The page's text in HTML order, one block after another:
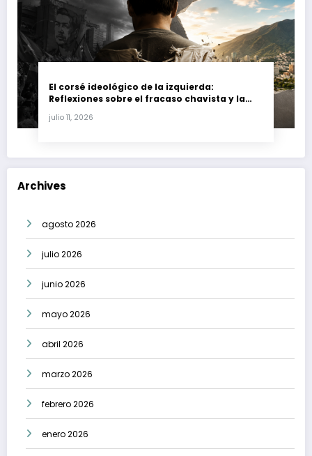
El corsé ideológico de la izquierda:
Reflexiones sobre el fracaso chavista y la
julio 11, 2026
Archives
agosto 2026
julio 2026
junio 2026
mayo 2026
abril 2026
marzo 2026
febrero 2026
enero 2026